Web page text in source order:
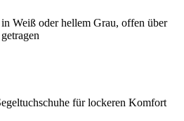
Weiß oder hellem Grau, offen über
für lockeren Komfort